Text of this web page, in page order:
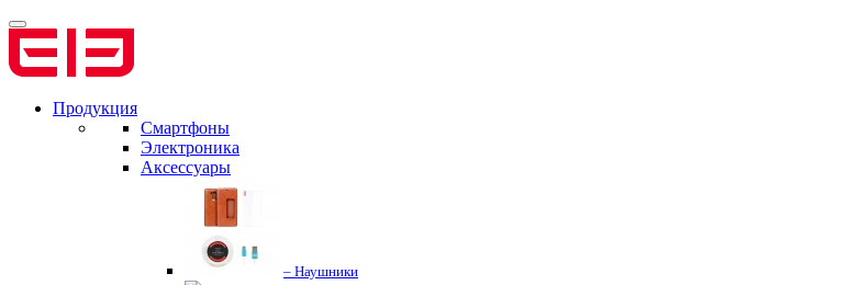
Продукция
Смартфоны
Электроника
Аксессуары
– Наушники